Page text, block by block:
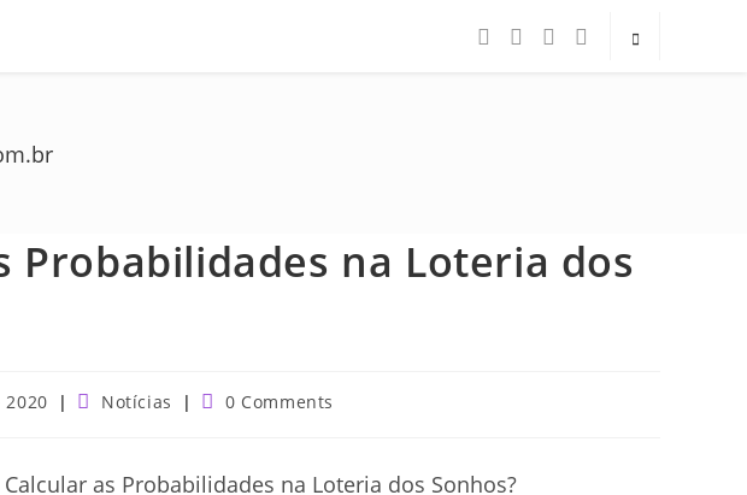
Probabilidades na Loteria dos
2020
PostNotícias
Post0 Comments